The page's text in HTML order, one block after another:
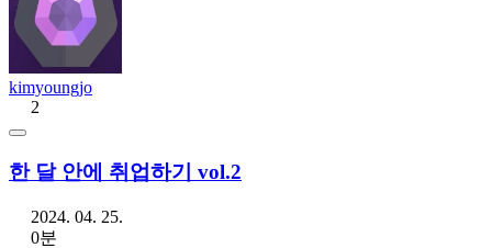
kimyoungjo
2
한 달 안에 취업하기 vol.2
2024. 04. 25.
0분